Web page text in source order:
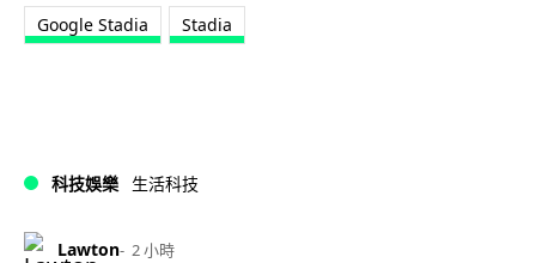
Google Stadia Stadia
科技娛樂 生活科技
Lawton 2 小時